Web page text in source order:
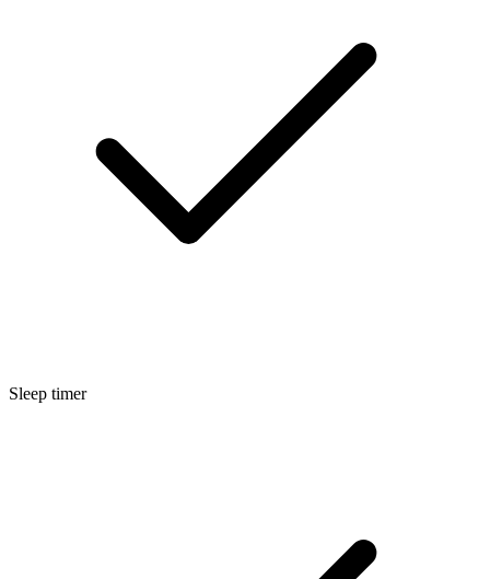
Sleep timer